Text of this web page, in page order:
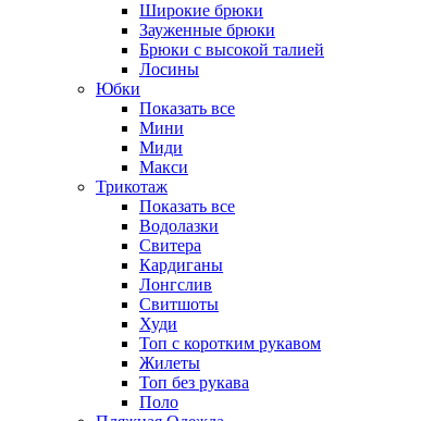
Широкие брюки
Зауженные брюки
Брюки с высокой талией
Лосины
Юбки
Показать все
Мини
Миди
Макси
Трикотаж
Показать все
Водолазки
Свитера
Кардиганы
Лонгслив
Свитшоты
Худи
Топ с коротким рукавом
Жилеты
Топ без рукава
Поло